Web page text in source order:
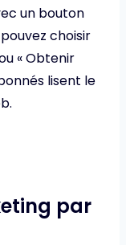
un bouton
choisir
« Obtenir
lisent le
par